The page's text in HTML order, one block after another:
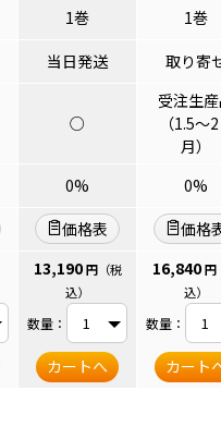
1巻
1巻
当日発送 取り寄
○
受注生
（1.5～
月）
0%
0%
価格表
価格
13,190 円（税
込）
数量：
カートへ
16,840 円
込）
数量：
カート